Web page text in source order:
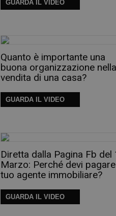
GUARDA IL VIDEO
Quanto è importante una
buona organizzazione nella
vendita di una casa?
GUARDA IL VIDEO
Diretta dalla Pagina Fb del
Marzo: Perché devi
tuo agente immobiliare?
GUARDA IL VIDEO